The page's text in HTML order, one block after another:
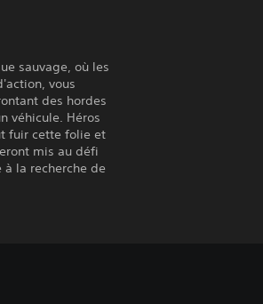
sauvage, où les
vous
des hordes
véhicule. Héros
fuir cette folie et
mis au défi
la recherche de